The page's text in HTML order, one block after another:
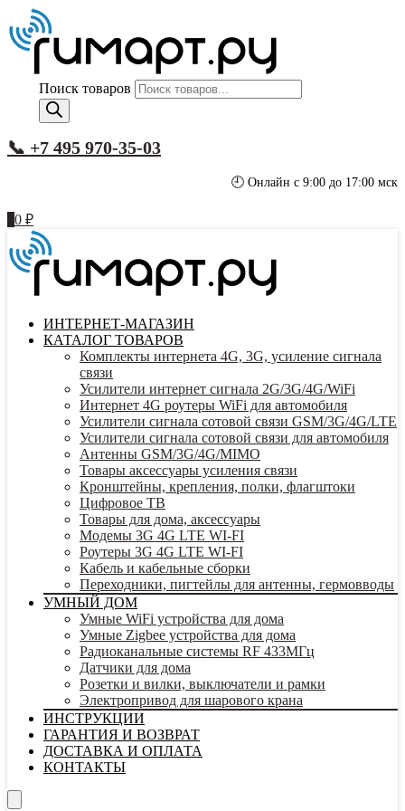
Поиск товаров
📞 +7 495 970-35-03
🕘 Онлайн с 9:00 до 17:00 мск
0 ₽
ИНТЕРНЕТ-МАГАЗИН
КАТАЛОГ ТОВАРОВ
Комплекты интернета 4G, 3G, усиление сигнала
связи
Усилители интернет сигнала 2G/3G/4G/WiFi
Интернет 4G роутеры WiFi для автомобиля
Усилители сигнала сотовой связи GSM/3G/4G/LTE
Усилители сигнала сотовой связи для автомобиля
Антенны GSM/3G/4G/MIMO
Товары аксессуары усиления связи
Кронштейны, крепления, полки, флагштоки
Цифровое ТВ
Товары для дома, аксессуары
Модемы 3G 4G LTE WI-FI
Роутеры 3G 4G LTE WI-FI
Кабель и кабельные сборки
Переходники, пигтейлы для антенны, гермовводы
УМНЫЙ ДОМ
Умные WiFi устройства для дома
Умные Zigbee устройства для дома
Радиоканальные системы RF 433МГц
Датчики для дома
Розетки и вилки, выключатели и рамки
Электропривод для шарового крана
ИНСТРУКЦИИ
ГАРАНТИЯ И ВОЗВРАТ
ДОСТАВКА И ОПЛАТА
КОНТАКТЫ